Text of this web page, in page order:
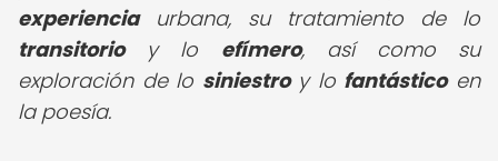
experienciaurbana, su tratamiento de lo
transitorioy lo efímero, así como su
exploración de lo siniestroy lo fantásticoen
la poesía.